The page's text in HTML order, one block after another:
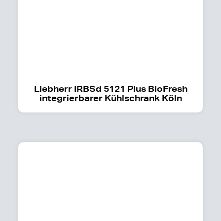
Liebherr IRBSd 5121 Plus BioFresh
integrierbarer Kühlschrank Köln